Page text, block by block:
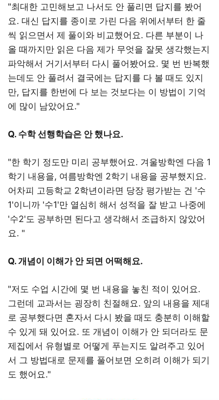
"최대한 고민해보고 나서도 안 풀리면 답지를 봤어
요. 대신 답지를 종이로 가린 다음 위에서부터 한 줄
씩 읽으면서 제 풀이와 비교했어요. 다른 부분이 나
올 때까지만 읽은 다음 제가 무엇을 잘못 생각했는지
파악해서 거기서부터 다시 풀어봤어요. 몇 번 반복했
는데도 안 풀려서 결국에는 답지를 다 볼 때도 있지
만, 답지를 한번에 다 보는 것보다는 이 방법이 기억
에 많이 남았어요."
Q. 수학 선행학습은 안 했나요.
"한 학기 정도만 미리 공부했어요. 겨울방학엔 다음 1
학기 내용을, 여름방학엔 2학기 내용을 공부했지요.
어차피 고등학교 2학년이라면 당장 평가받는 건 '수
1'이니까 '수1'만 열심히 해서 성적을 잘 받고 나중에
'수2'도 공부하면 된다고 생각해서 조급하지 않았어
요. "
Q. 개념이 이해가 안 되면 어떡해요.
"저도 수업 시간에 몇 번 내용을 놓친 적이 있어요.
그런데 교과서는 굉장히 친절해요. 앞의 내용을 제대
로 공부했다면 혼자서 다시 봤을 때도 충분히 이해할
수 있게 돼 있어요. 또 개념이 이해가 안 되더라도 문
제집에서 유형별로 어떻게 푸는지도 알려주고 있어
서 그 방법대로 문제를 풀어보면 오히려 이해가 되기
도 했어요."